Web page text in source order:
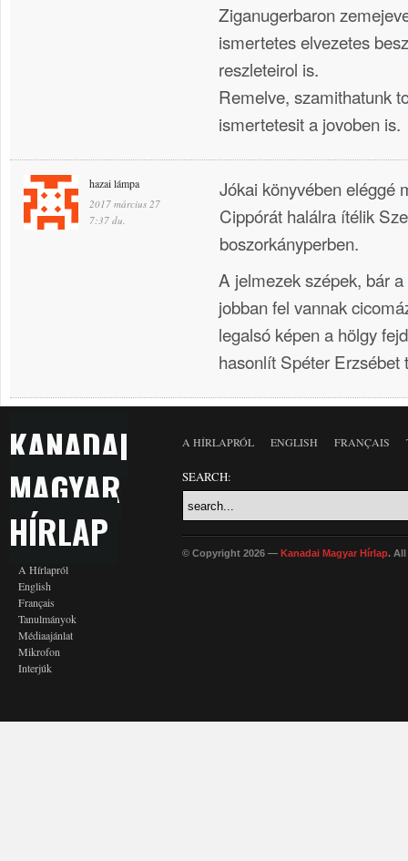
Ziganugerbaron
ismertetes elvezetes
reszleteirol is.
Remelve, szamithatunk
ismertetesit a jovoben is.
hazai lámpa
2017 március 27
7:37 du.
Jókai könyvében eléggé
Cippórát halálra ítélik
boszorkányperben.
A jelmezek szépek, bár
jobban fel vannak
legalsó képen a hölgy
hasonlít Spéter Erzsébet
KANADAI
MAGYAR
HÍRLAP
A Hírlapról
English
Français
Tanulmányok
Médiaajánlat
Mikrofon
Interjúk
A HÍRLAPRÓL ENGLISH FRANÇAIS
SEARCH:
© Copyright 2026 — Kanadai Magyar Hírlap. All